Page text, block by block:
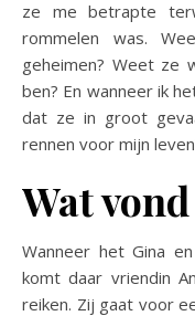
ze me betrapte
rommelen was.
geheimen? Weet ze
ben? En wanneer ik
dat ze in groot
rennen voor mijn
Wat
Wanneer het Gina
komt daar vriendin
reiken. Zij gaat voor